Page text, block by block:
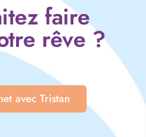
faire
rêve ?
avec Tristan